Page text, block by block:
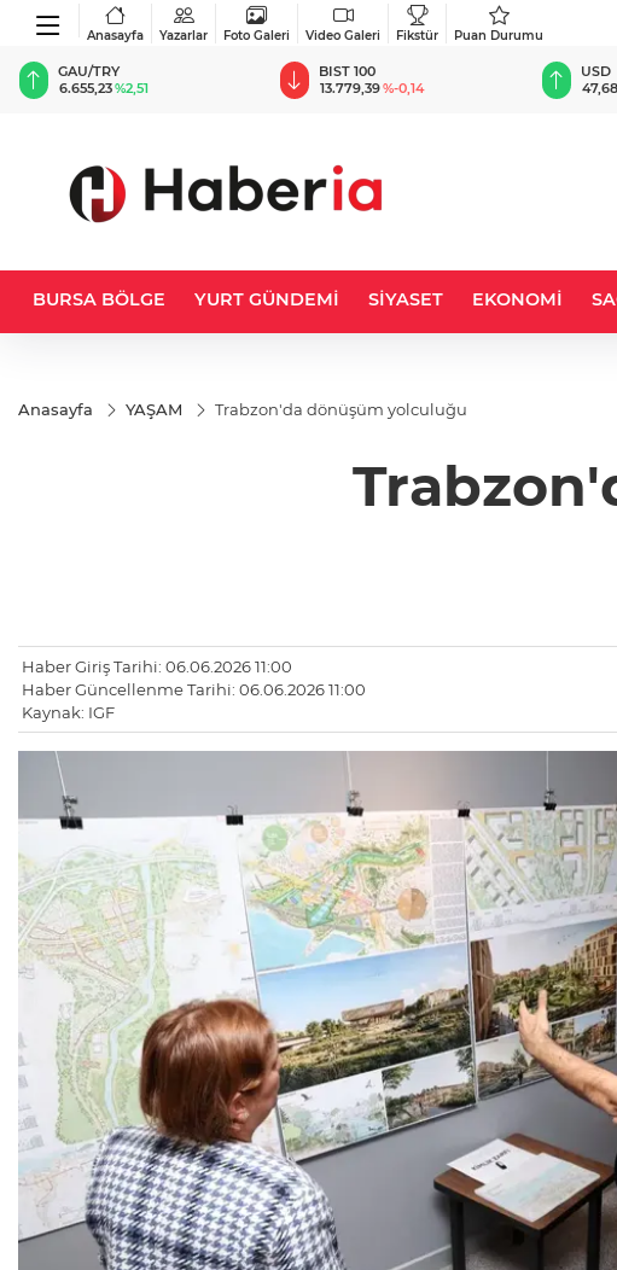
Anasayfa Yazarlar Foto Galeri Video Galeri Fikstür Puan Durumu
BIST 100
13.779,39%-0,14
USD
47,6894%0,15
EUR
BURSA BÖLGE YURT GÜNDEMİ SİYASET EKONOMİ
Anasayfa YAŞAM Trabzon'da dönüşüm yolculuğu
Haber Giriş Tarihi: 06.06.2026 11:00
Haber Güncellenme Tarihi: 06.06.2026 11:00
Kaynak: IGF